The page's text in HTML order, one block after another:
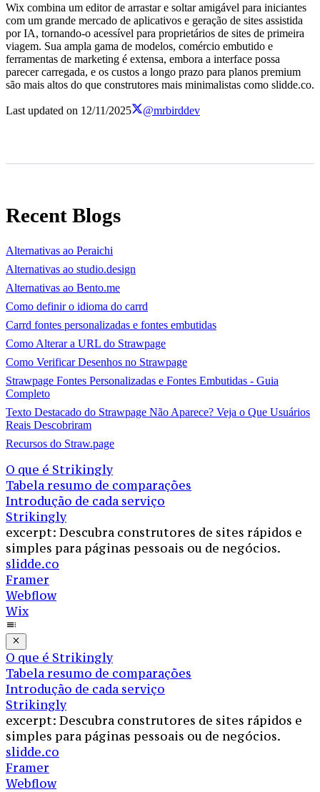
Wix combina um editor de arrastar e soltar amigável para iniciantes
com um grande mercado de aplicativos e geração de sites assistida
por IA, tornando-o acessível para proprietários de sites de primeira
viagem. Sua ampla gama de modelos, comércio embutido e
ferramentas de marketing é extensa, embora a interface possa
parecer carregada, e os custos a longo prazo para planos premium
são mais altos do que construtores mais minimalistas como slidde.co.
Last updated on 12/11/2025 @mrbirddev
Recent Blogs
Alternativas ao Peraichi
Alternativas ao studio.design
Alternativas ao Bento.me
Como definir o idioma do carrd
Carrd fontes personalizadas e fontes embutidas
Como Alterar a URL do Strawpage
Como Verificar Desenhos no Strawpage
Strawpage Fontes Personalizadas e Fontes Embutidas - Guia
Completo
Texto Destacado do Strawpage Não Aparece? Veja o Que Usuários
Reais Descobriram
Recursos do Straw.page
O que é Strikingly
Tabela resumo de comparações
Introdução de cada serviço
Strikingly
excerpt: Descubra construtores de sites rápidos e
simples para páginas pessoais ou de negócios.
slidde.co
Framer
Webflow
Wix
O que é Strikingly
Tabela resumo de comparações
Introdução de cada serviço
Strikingly
excerpt: Descubra construtores de sites rápidos e
simples para páginas pessoais ou de negócios.
slidde.co
Framer
Webflow